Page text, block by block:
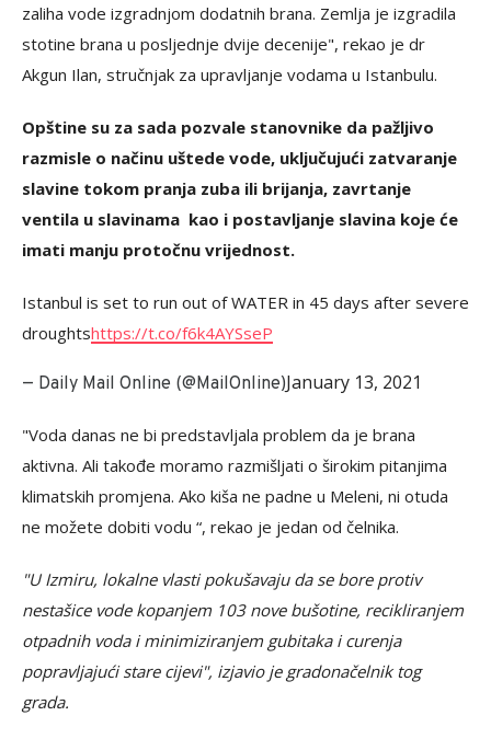
zaliha vode izgradnjom dodatnih brana. Zemlja je izgradila
stotine brana u posljednje dvije decenije", rekao je dr
Akgun Ilan, stručnjak za upravljanje vodama u Istanbulu.
Opštine su za sada pozvale stanovnike da pažljivo
razmisle o načinu uštede vode, uključujući zatvaranje
slavine tokom pranja zuba ili brijanja, zavrtanje
ventila u slavinama kao i postavljanje slavina koje će
imati manju protočnu vrijednost.
Istanbul is set to run out of WATER in 45 days after severe
droughtshttps://t.co/f6k4AYSseP
— Daily Mail Online (@MailOnline)January 13, 2021
"Voda danas ne bi predstavljala problem da je brana
aktivna. Ali takođe moramo razmišljati o širokim pitanjima
klimatskih promjena. Ako kiša ne padne u Meleni, ni otuda
ne možete dobiti vodu “, rekao je jedan od čelnika.
"U Izmiru, lokalne vlasti pokušavaju da se bore protiv
nestašice vode kopanjem 103 nove bušotine, recikliranjem
otpadnih voda i minimiziranjem gubitaka i curenja
popravljajući stare cijevi", izjavio je gradonačelnik tog
grada.